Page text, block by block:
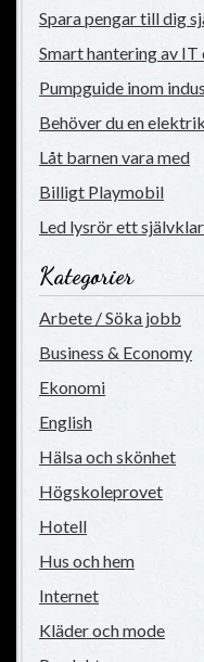
Spara pengar till dig
Smart hantering av
Pumpguide inom
Behöver du en
Låt barnen vara med
Billigt Playmobil
Led lysrör ett
Kategorier
Arbete / Söka jobb
Business & Economy
Ekonomi
English
Hälsa och skönhet
Högskoleprovet
Hotell
Hus och hem
Internet
Kläder och mode